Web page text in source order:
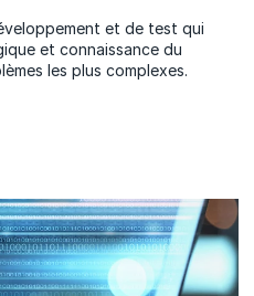
et de test qui
et connaissance du
les plus complexes.